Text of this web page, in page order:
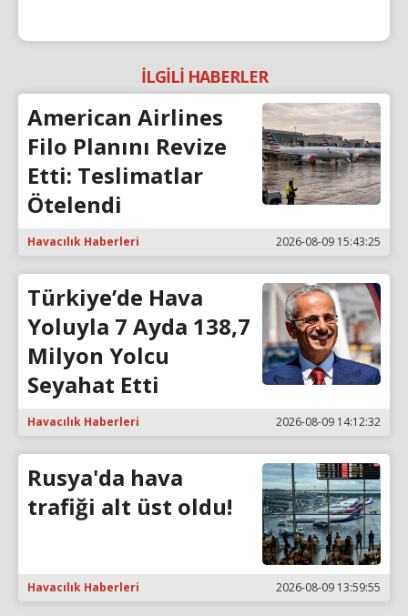
İLGİLİ HABERLER
American Airlines
Filo Planını Revize
Etti: Teslimatlar
Ötelendi
Havacılık Haberleri 2026-08-09 15:43:25
Türkiye’de Hava
Yoluyla 7 Ayda 138,7
Milyon Yolcu
Seyahat Etti
Havacılık Haberleri 2026-08-09 14:12:32
Rusya'da hava
trafiği alt üst oldu!
Havacılık Haberleri 2026-08-09 13:59:55